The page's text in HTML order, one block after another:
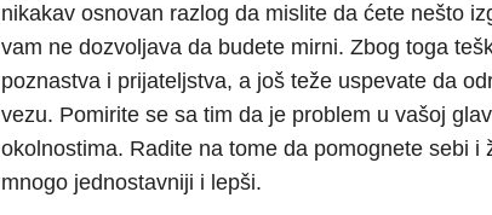
nikakav osnovan razlog da mislite da ćete nešto
vam ne dozvoljava da budete mirni. Zbog toga
poznastva i prijateljstva, a još teže uspevate da
vezu. Pomirite se sa tim da je problem u vašoj
okolnostima. Radite na tome da pomognete sebi i
mnogo jednostavniji i lepši.